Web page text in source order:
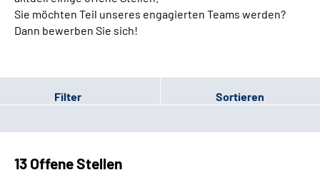
Sie möchten Teil unseres engagierten Teams werden?
Dann bewerben Sie sich!
Filter Sortieren
13 Offene Stellen